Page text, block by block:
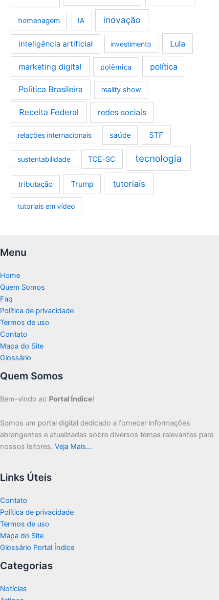
homenagem IA inovação
inteligência artificial investimento Lula
marketing digital polêmica política
Política Brasileira reality show
Receita Federal redes sociais
relações internacionais saúde STF
sustentabilidade TCE-SC tecnologia
tributação Trump tutoriais
tutoriais em vídeo
Menu
Home
Quem Somos
Faq
Política de privacidade
Termos de uso
Contato
Mapa do Site
Glossário
Quem Somos
Bem-vindo ao Portal Índice!
Somos um portal digital dedicado a fornecer informações
abrangentes e atualizadas sobre diversos temas relevantes para
nossos leitores. Veja Mais…
Links Úteis
Contato
Política de privacidade
Termos de uso
Mapa do Site
Glossário Portal Índice
Categorias
Notícias